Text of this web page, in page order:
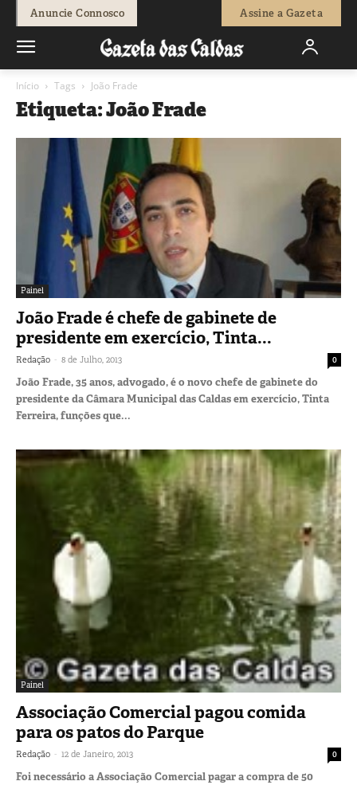
Anuncie Connosco Assine a Gazeta
Início Tags João Frade
Etiqueta: João Frade
Painel
João Frade é chefe de gabinete de
presidente em exercício, Tinta...
Redação - 8 de Julho, 2013 0
João Frade, 35 anos, advogado, é o novo chefe de gabinete do
presidente da Câmara Municipal das Caldas em exercício, Tinta
Ferreira, funções que...
Painel
Associação Comercial pagou comida
para os patos do Parque
Redação - 12 de Janeiro, 2013 0
Foi necessário a Associação Comercial pagar a compra de 50